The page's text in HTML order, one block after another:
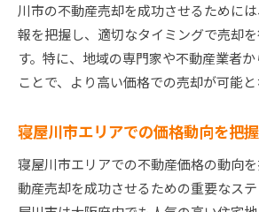
学校区や教育環境がもたらす
寝屋川市不動産売却のポイントス
現するには
プロの仲介業者を選ぶ際のチ
契約書の要点と注意点
内覧時に気をつけたいポイン
売却後の手続きと注意事項
川市の不動産売却を成功させるために
報を把握し、適切なタイミングで売却
す。特に、地域の専門家や不動産業者
ことで、より高い価格での売却が可能と
寝屋川市エリアでの価格動向を把
寝屋川市エリアでの不動産価格の動向
動産売却を成功させるための重要なス